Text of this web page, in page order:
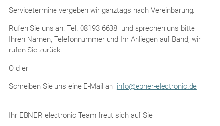
Servicetermine vergeben wir ganztags nach Vereinbarung.
Rufen Sie uns an: Tel. 08193 6638 und sprechen uns bitte
Ihren Namen, Telefonnummer und Ihr Anliegen auf Band, wir
rufen Sie zurück.
O d er
Schreiben Sie uns eine E-Mail an info@ebner-electronic.de
Ihr EBNER electronic Team freut sich auf Sie